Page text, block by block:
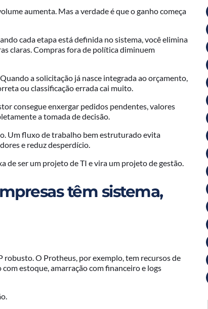
aumenta. Mas a verdade é que o ganho começa
cada etapa está definida no sistema, você elimina
claras. Compras fora de política diminuem
a solicitação já nasce integrada ao orçamento,
ou classificação errada cai muito.
consegue enxergar pedidos pendentes, valores
a tomada de decisão.
Um fluxo de trabalho bem estruturado evita
e reduz desperdício.
de ser um projeto de TI e vira um projeto de gestão.
têm sistema,
robusto. O Protheus, por exemplo, tem recursos de
estoque, amarração com financeiro e logs